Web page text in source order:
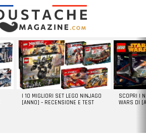
I 10 MIGLIORI SET LEGO NINJAGO
[ANNO] – RECENSIONE E TEST
SCOPRI I
WARS DI